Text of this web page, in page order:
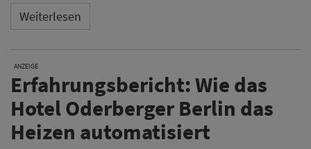
Weiterlesen
ANZEIGE
Erfahrungsbericht: Wie das
Hotel Oderberger Berlin das
Heizen automatisiert